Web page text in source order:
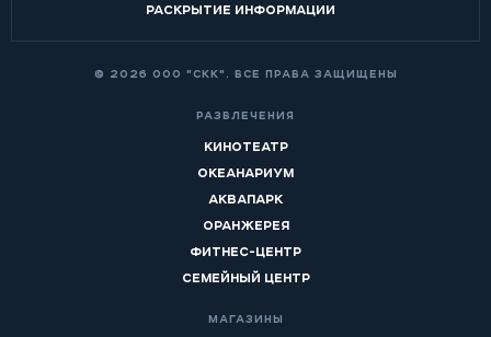
РАСКРЫТИЕ ИНФОРМАЦИИ
© 2026 ООО "СКК". ВСЕ ПРАВА ЗАЩИЩЕНЫ
РАЗВЛЕЧЕНИЯ
КИНОТЕАТР
ОКЕАНАРИУМ
АКВАПАРК
ОРАНЖЕРЕЯ
ФИТНЕС-ЦЕНТР
СЕМЕЙНЫЙ ЦЕНТР
МАГАЗИНЫ